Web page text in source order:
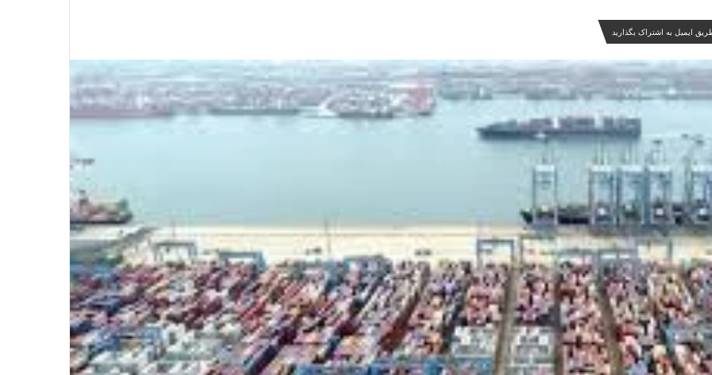
ایمیل به اشتراک بگذارید